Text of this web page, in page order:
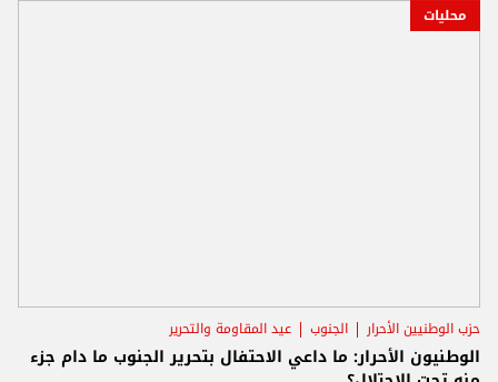
محليات
حزب الوطنيين الأحرار الجنوب عيد المقاومة والتحرير
الوطنيون الأحرار: ما داعي الاحتفال بتحرير الجنوب ما دام جزء